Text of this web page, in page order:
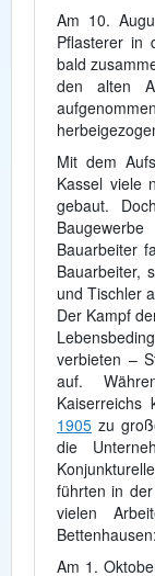
Am 10.
Pflasterer in
bald
den alten
Mit dem
Kassel viele
gebaut.
Bauarbeiter
Bauarbeiter,
und Tischler
Der Kampf
verbieten –
auf.
Kaiserreichs
1905 zu
die
führten in
vielen
Bettenhausen:
Am 1.